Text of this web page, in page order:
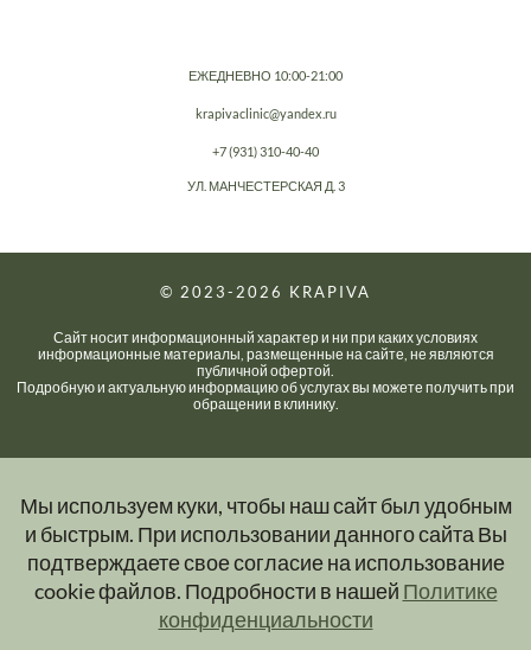
Мы используем куки, чтобы наш сайт был удобным
и быстрым. При использовании данного сайта Вы
подтверждаете свое согласие на использование
cookie файлов. Подробности в нашей Политике
конфиденциальности
ЕЖЕДНЕВНО 10:00-21:00
krapivaclinic@yandex.ru
+7 (931) 310-40-40
УЛ. МАНЧЕСТЕРСКАЯ Д. 3
© 2023-2026 KRAPIVA
Сайт носит информационный характер и ни при каких условиях
информационные материалы, размещенные на сайте, не являются
публичной офертой.
Подробную и актуальную информацию об услугах вы можете получить при
обращении в клинику.